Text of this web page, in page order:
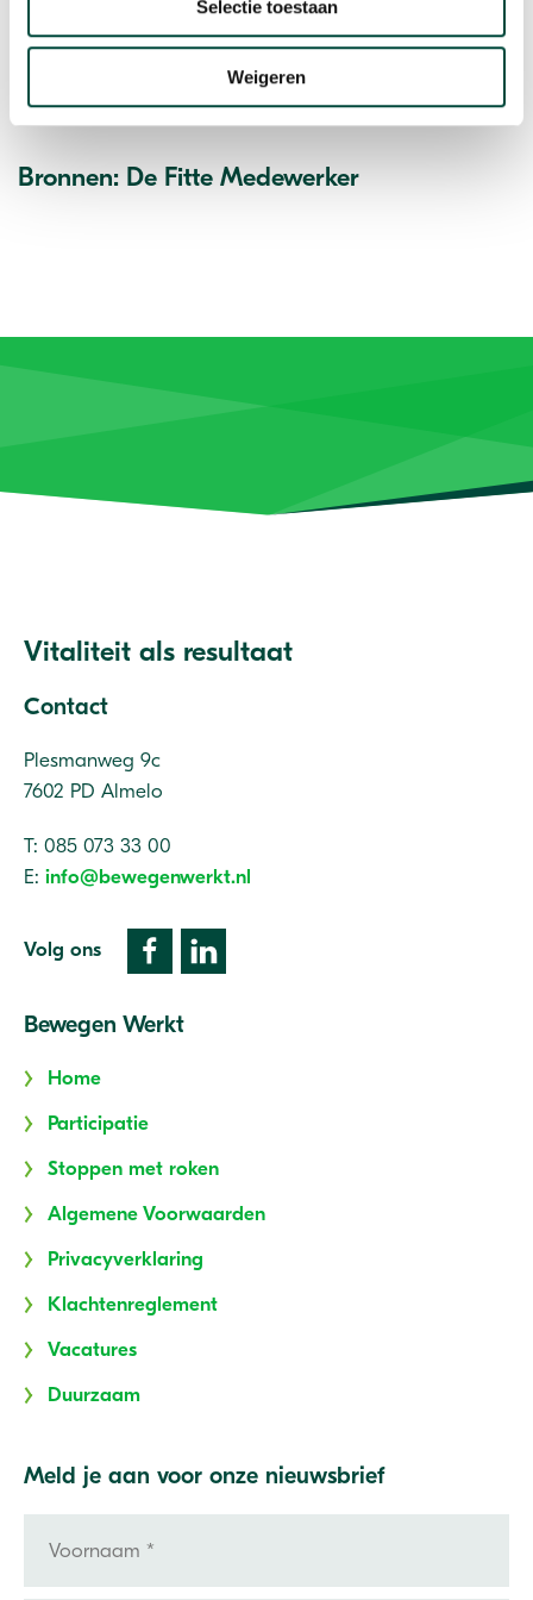
Selectie toestaan
Weigeren
Bronnen: De Fitte Medewerker
Vitaliteit als resultaat
Contact
Plesmanweg 9c
7602 PD Almelo
T: 085 073 33 00
E: info@bewegenwerkt.nl
Volg ons
Bewegen Werkt
Home
Participatie
Stoppen met roken
Algemene Voorwaarden
Privacyverklaring
Klachtenreglement
Vacatures
Duurzaam
Meld je aan voor onze nieuwsbrief